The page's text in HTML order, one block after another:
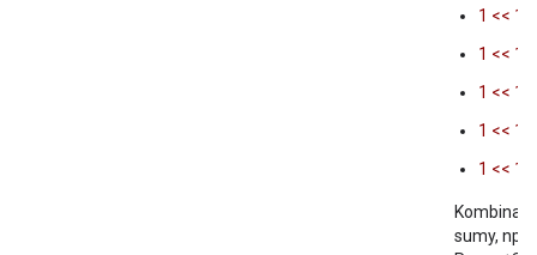
1 <<
1 <<
1 <<
1 <<
1 <<
sumy, np.